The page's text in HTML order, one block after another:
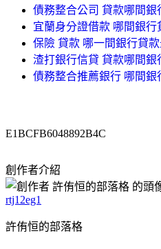
債務整合公司 貸款哪間銀
宜蘭身分證借款 哪間銀
保險 貸款 哪一間銀行貸
渣打銀行信貸 貸款哪間銀
債務整合推薦銀行 哪間
E1BCFB6048892B4C
創作者介紹
rtj12eg1
許侑恒的部落格